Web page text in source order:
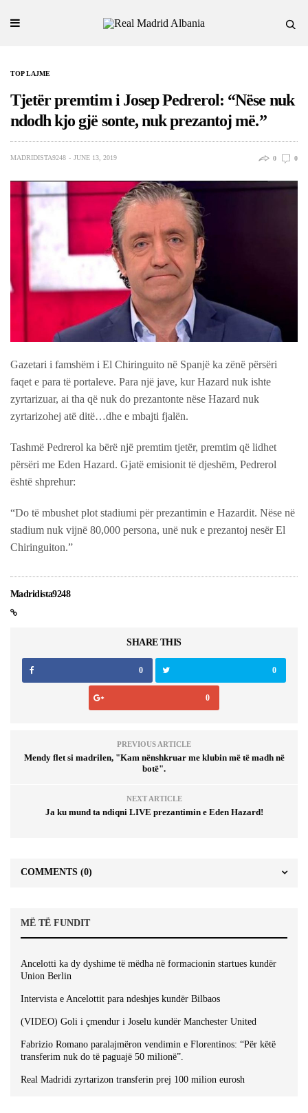
TOP LAJME
Tjetër premtim i Josep Pedrerol: “Nëse nuk
ndodh kjo gjë sonte, nuk prezantoj më.”
MADRIDISTA9248 JUNE 13, 2019 0 0
Gazetari i famshëm i El Chiringuito në Spanjë ka zënë përsëri
faqet e para të portaleve. Para një jave, kur Hazard nuk ishte
zyrtarizuar, ai tha që nuk do prezantonte nëse Hazard nuk
zyrtarizohej atë ditë…dhe e mbajti fjalën.
Tashmë Pedrerol ka bërë një premtim tjetër, premtim që lidhet
përsëri me Eden Hazard. Gjatë emisionit të djeshëm, Pedrerol
është shprehur:
“Do të mbushet plot stadiumi për prezantimin e Hazardit. Nëse në
stadium nuk vijnë 80,000 persona, unë nuk e prezantoj nesër El
Chiringuiton.”
Madridista9248
SHARE THIS
0 0
0
PREVIOUS ARTICLE
Mendy flet si madrilen, "Kam nënshkruar me klubin më të madh në
botë".
NEXT ARTICLE
Ja ku mund ta ndiqni LIVE prezantimin e Eden Hazard!
COMMENTS (0)
MË TË FUNDIT
Ancelotti ka dy dyshime të mëdha në formacionin startues kundër
Union Berlin
Intervista e Ancelottit para ndeshjes kundër Bilbaos
(VIDEO) Goli i çmendur i Joselu kundër Manchester United
Fabrizio Romano paralajmëron vendimin e Florentinos: “Për këtë
transferim nuk do të paguajë 50 milionë”.
Real Madridi zyrtarizon transferin prej 100 milion eurosh